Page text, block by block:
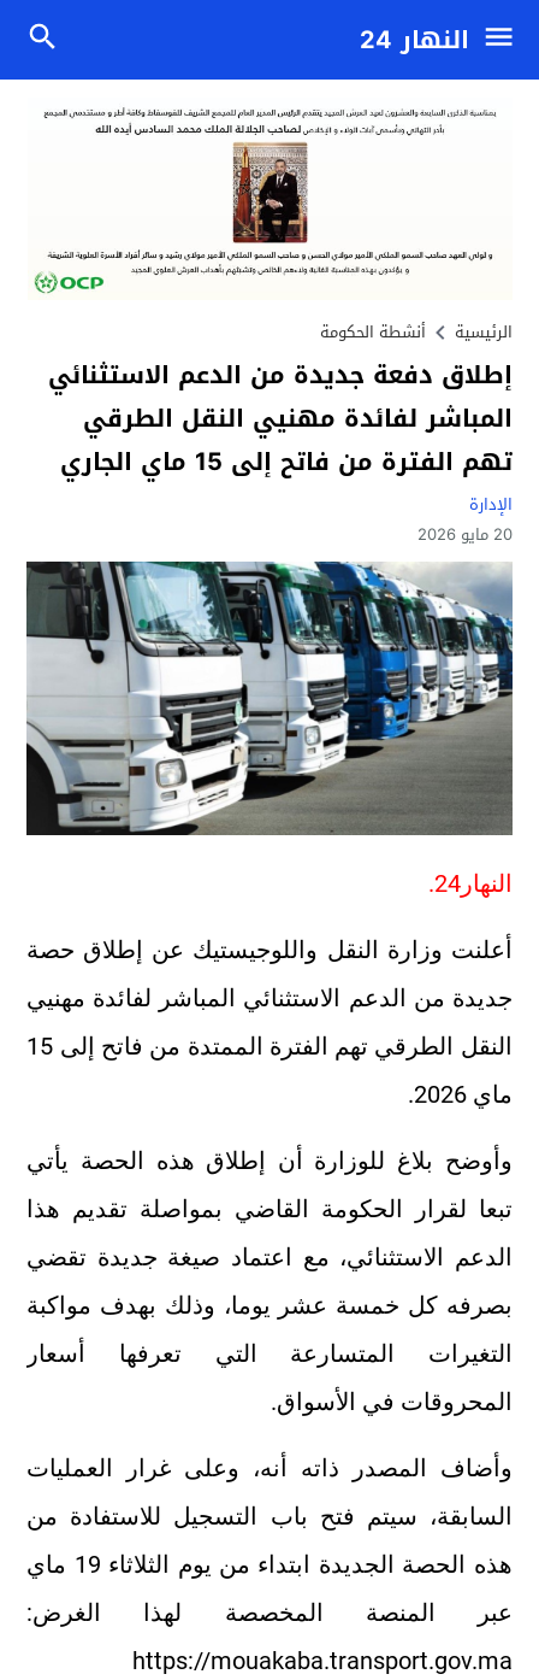
النهار 24
الرئيسية أنشطة الحكومة
إطلاق دفعة جديدة من الدعم الاستثنائي
المباشر لفائدة مهنيي النقل الطرقي
تهم الفترة من فاتح إلى 15 ماي الجاري
الإدارة
20 مايو 2026
النهار24.
أعلنت وزارة النقل واللوجيستيك عن إطلاق حصة
جديدة من الدعم الاستثنائي المباشر لفائدة مهنيي
النقل الطرقي تهم الفترة الممتدة من فاتح إلى 15
ماي 2026.
وأوضح بلاغ للوزارة أن إطلاق هذه الحصة يأتي
تبعا لقرار الحكومة القاضي بمواصلة تقديم هذا
الدعم الاستثنائي، مع اعتماد صيغة جديدة تقضي
بصرفه كل خمسة عشر يوما، وذلك بهدف مواكبة
التغيرات المتسارعة التي تعرفها أسعار
المحروقات في الأسواق.
وأضاف المصدر ذاته أنه، وعلى غرار العمليات
السابقة، سيتم فتح باب التسجيل للاستفادة من
هذه الحصة الجديدة ابتداء من يوم الثلاثاء 19 ماي
عبر المنصة المخصصة لهذا الغرض:
https://mouakaba.transport.gov.ma